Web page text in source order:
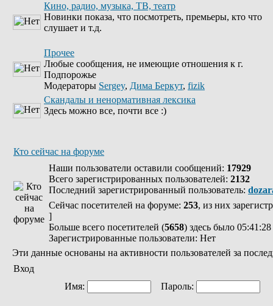
Кино, радио, музыка, ТВ, театр
Новинки показа, что посмотреть, премьеры, кто что
слушает и т.д.
Прочее
Любые сообщения, не имеющие отношения к г.
Подпорожье
Модераторы Sergey, Дима Беркут, fizik
Скандалы и ненормативная лексика
Здесь можно все, почти все :)
Кто сейчас на форуме
Наши пользователи оставили сообщений: 17929
Всего зарегистрированных пользователей: 2132
Последний зарегистрированный пользователь:
Сейчас посетителей на форуме: 253, из них
]
Больше всего посетителей (5658) здесь было
Зарегистрированные пользователи: Нет
Эти данные основаны на активности пользователей за
Вход
Имя:
Пароль: